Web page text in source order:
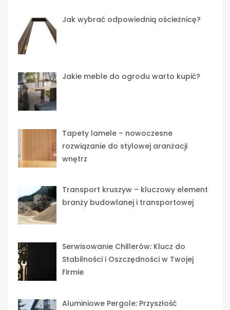
Jak wybrać odpowiednią ościeżnicę?
Jakie meble do ogrodu warto kupić?
Tapety lamele – nowoczesne
rozwiązanie do stylowej aranżacji
wnętrz
Transport kruszyw – kluczowy element
branży budowlanej i transportowej
Serwisowanie Chillerów: Klucz do
Stabilności i Oszczędności w Twojej
Firmie
Aluminiowe Pergole: Przyszłość